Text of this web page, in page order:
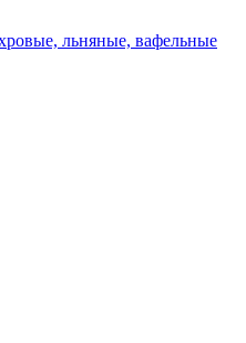
льняные, вафельные